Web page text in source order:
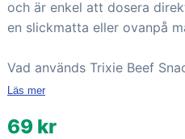
och är enkel att dosera
en slickmatta eller ovanpå
Vad används Trixie Beef
Läs mer
69 kr